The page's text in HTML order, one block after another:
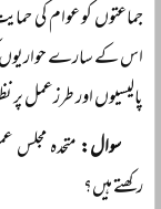
جماعتوں کو عوام کی
اس کے سارے حواریوں
پالیسیوں اور طرزعمل پر
سوال:متحدہ
رکھتے ہیں؟